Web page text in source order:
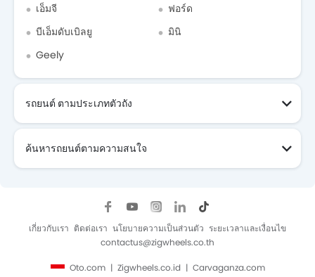
เอ็มจี
ฟอร์ด
บีเอ็มดับเบิลยู
มินิ
Geely
รถยนต์ ตามประเภทตัวถัง
ค้นหารถยนต์ตามความสนใจ
เกี่ยวกับเรา ติดต่อเรา นโยบายความเป็นส่วนตัว ระยะเวลาและเงื่อนไข
contactus@zigwheels.co.th
Oto.com Zigwheels.co.id Carvaganza.com